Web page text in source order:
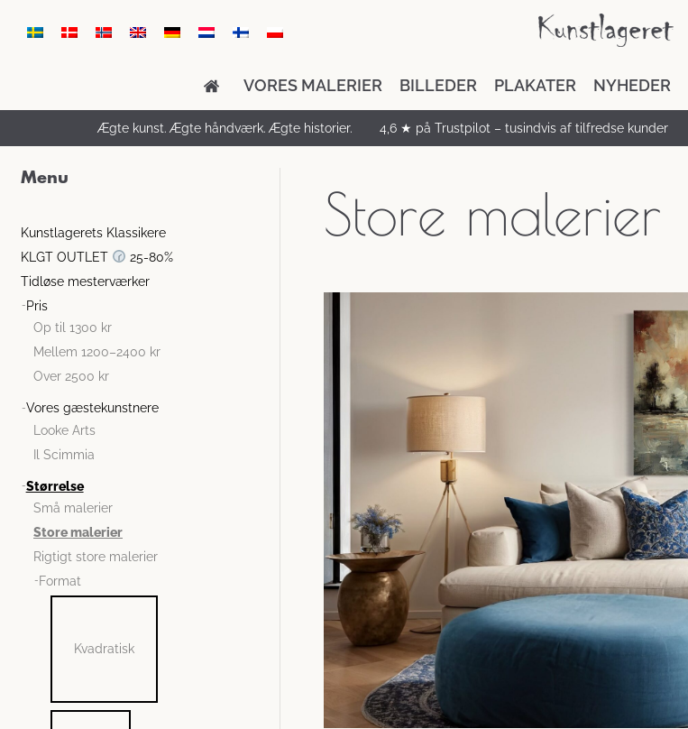
VORES MALERIER BILLEDER PLAKATER NYHEDER
Ægte kunst. Ægte håndværk. Ægte historier. 4,6 ★ på Trustpilot – tusindvis af tilfredse kunder
Menu
Kunstlagerets Klassikere
KLGT OUTLET
25-80%
Tidløse mesterværker
Pris
Op til 1300 kr
Mellem 1200–2400 kr
Over 2500 kr
Vores gæstekunstnere
Looke Arts
Il Scimmia
Størrelse
Små malerier
Store malerier
Rigtigt store malerier
Format
Kvadratisk
Store malerier